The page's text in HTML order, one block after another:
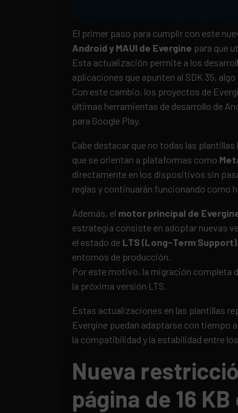
El primer paso para cumplir con este
Android y MAUI de Evergine para que
Esta actualización permite a los
aplicaciones que apunten al SDK 35,
Con este cambio, los proyectos de
últimas herramientas de desarrollo de
para Google Play.
Cabe destacar que no todas las
que se orientan a plataformas como
directamente en los dispositivos sin
reglas y continuarán funcionando como
Además, el motor principal de
estrategia consiste en adoptar nuevas
el estado de LTS (Long-Term Support)
entornos de producción.
Por este motivo, la migración completa
la próxima versión LTS.
Estas actualizaciones en las plantillas
Evergine puedan adaptarse con tiempo
la compatibilidad y la estabilidad entre
Nueva
página de 16